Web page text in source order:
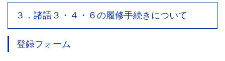
３．諸語３・４・６の履修手続きについて
登録フォーム